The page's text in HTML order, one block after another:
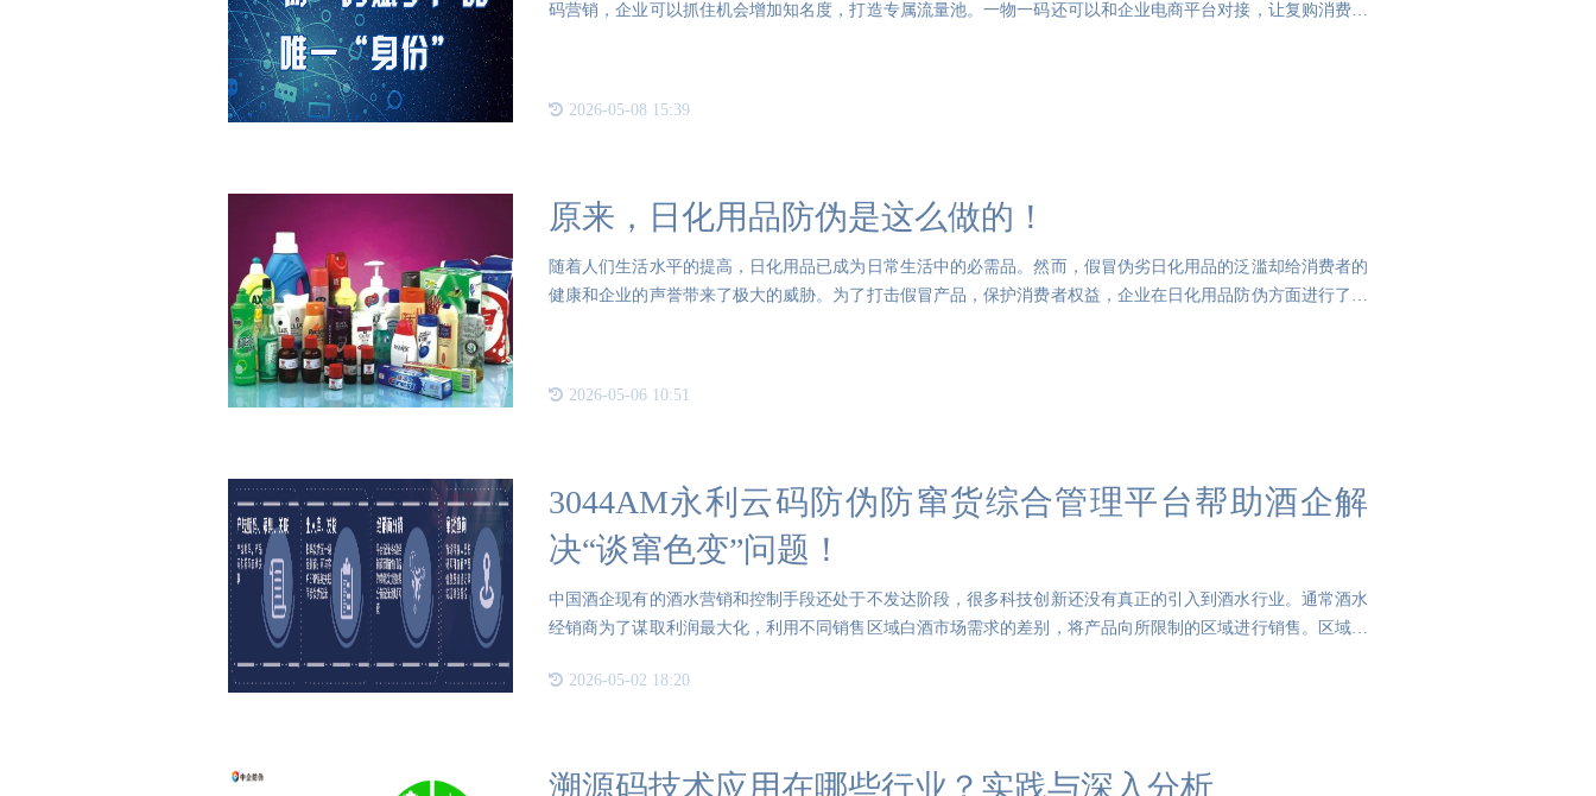
码营销，企业可以抓住机会增加知名度，打造专属流量池。一物一码还可以和企业电商平台对接，让复购消费者
2026-05-08 15:39
原来，日化用品防伪是这么做的！
随着人们生活水平的提高，日化用品已成为日常生活中的必需品。然而，假冒伪劣日化用品的泛滥却给消费者的
健康和企业的声誉带来了极大的威胁。为了打击假冒产品，保护消费者权益，企业在日化用品防伪方面进行了大
2026-05-06 10:51
3044AM永利云码防伪防窜货综合管理平台帮助酒企解
决“谈窜色变”问题！
中国酒企现有的酒水营销和控制手段还处于不发达阶段，很多科技创新还没有真正的引入到酒水行业。通常酒水
经销商为了谋取利润最大化，利用不同销售区域白酒市场需求的差别，将产品向所限制的区域进行销售。区域市
2026-05-02 18:20
溯源码技术应用在哪些行业？实践与深入分析